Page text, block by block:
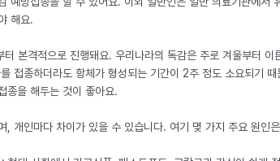
해요.
터 본격적으로 진행돼요. 우리나라의 독감은 주로 겨울부터 이
접종하더라도 항체가 형성되는 기간이 2주 정도 소요되기 때
종을 해두는 것이 좋아요.
, 개인마다 차이가 있을 수 있습니다. 여기 몇 가지 주요 원인